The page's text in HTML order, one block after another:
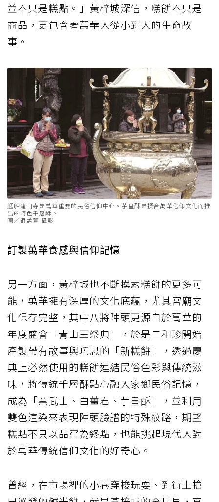
並不只是糕點。」黃梓城深信，糕餅不只是
商品，更包含著萬華人從小到大的生命故
事。
艋舺龍山寺是萬華重要的民俗信仰中心。芋皇酥是揉合萬華信仰文化而推
出的特色千層酥。
圖／祖孟萱 攝影
訂製萬華食感與信仰記憶
另一方面，黃梓城也不斷摸索糕餅的更多可
能，萬華擁有深厚的文化底蘊，尤其宮廟文
化保存完整，其中八將陣頭更源自於萬華的
年度盛會「青山王祭典」，於是二和珍開始
產製帶有故事與巧思的「新糕餅」，透過慶
典上必然使用的糕餅連結民俗色彩與傳統滋
味，將傳統千層酥點心融入家鄉民俗記憶，
成為「黑武士、白薑君、芋皇酥」，並利用
雙色渲染來表現陣頭臉譜的特殊紋路，期望
糕點不只以品嘗為終點，也能挑起現代人對
於萬華傳統信仰文化的好奇心。
曾經，在市場裡的小巷穿梭玩耍、到街上搶